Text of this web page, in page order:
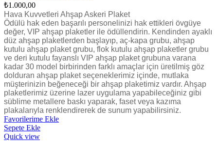
₺1.000,00
Hava Kuvvetleri Ahşap Askeri Plaket
Ödülü hak eden başarılı personelinizi hak ettikleri övgüye
değer, VIP ahşap plaketler ile ödüllendirin. Kendinden ayaklı
düz ahşap plaketlerden başlayıp, aç-kapa grubu, ahşap
kutulu ahşap plaket grubu, flok kutulu ahşap plaketler grubu
ve deri kutulu fayanslı VIP ahşap plaket grubuna varana
kadar 30 model birbirinden farklı amaçlar için üretilmiş göz
dolduran ahşap plaket seçeneklerimiz içinde, mutlaka
müşterinizin beğeneceği bir ahşap plaketimiz vardır. Ahşap
plaketlerimiz üzerine lazer uygulama yapabileceğiniz gibi
süblime metallere baskı yaparak, faset veya kazıma
plakalarıyla renklendirerek de sunum yapabilirsiniz.
Favorilerime Ekle
Sepete Ekle
Quick view